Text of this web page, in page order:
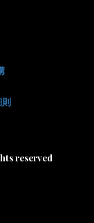
則
reserved